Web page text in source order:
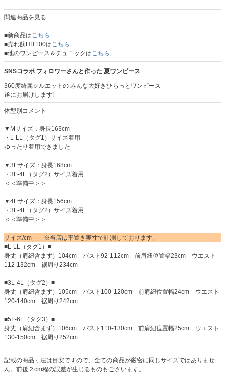
関連商品を見る
■新商品は こちら
■売れ筋HIT100は こちら
■他のワンピース＆チュニックは こちら
SNSコラボ フォロワーさんと作った 夏ワンピース
360度綺麗シルエットの みんな大好きひらっとワンピース
遂にお届けします!
体型別コメント
▼Mサイズ：身長163cm
・L-LL（タグ1）サイズ着用
ゆったり着用できました
▼3Lサイズ：身長168cm
・3L-4L（タグ2）サイズ着用
＜＜準備中＞＞
▼4Lサイズ：身長156cm
・3L-4L（タグ2）サイズ着用
＜＜準備中＞＞
サイズ/cm ※当店は平置き実寸で計測しております。
■L-LL（タグ1）■
身丈（肩紐含まず）104cm バスト92-112cm 前肩紐位置幅23cm ウエスト
112-132cm 裾周り234cm
■3L-4L（タグ2）■
身丈（肩紐含まず）105cm バスト100-120cm 前肩紐位置幅24cm ウエスト
120-140cm 裾周り242cm
■5L-6L（タグ3）■
身丈（肩紐含まず）106cm バスト110-130cm 前肩紐位置幅25cm ウエスト
130-150cm 裾周り252cm
記載の商品寸法は目安ですので、全ての商品が厳密に同じサイズではありませ
ん。前後２cm程の誤差が生じるものもございます。